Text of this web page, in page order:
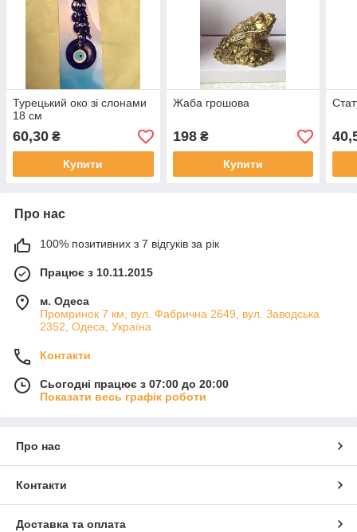
Турецький око зі слонами
18 см
60,30 ₴
Купити
Жаба грошова
198₴
Купити
Про нас
100% позитивних з 7 відгуків за рік
Працює з 10.11.2015
м. Одеса
Промринок 7 км, вул. Фабрична 2649, вул. Заводська
2352, Одеса, Україна
Контакти
Сьогодні працює з 07:00 до 20:00
Показати весь графік роботи
Про нас
Контакти
Доставка та оплата